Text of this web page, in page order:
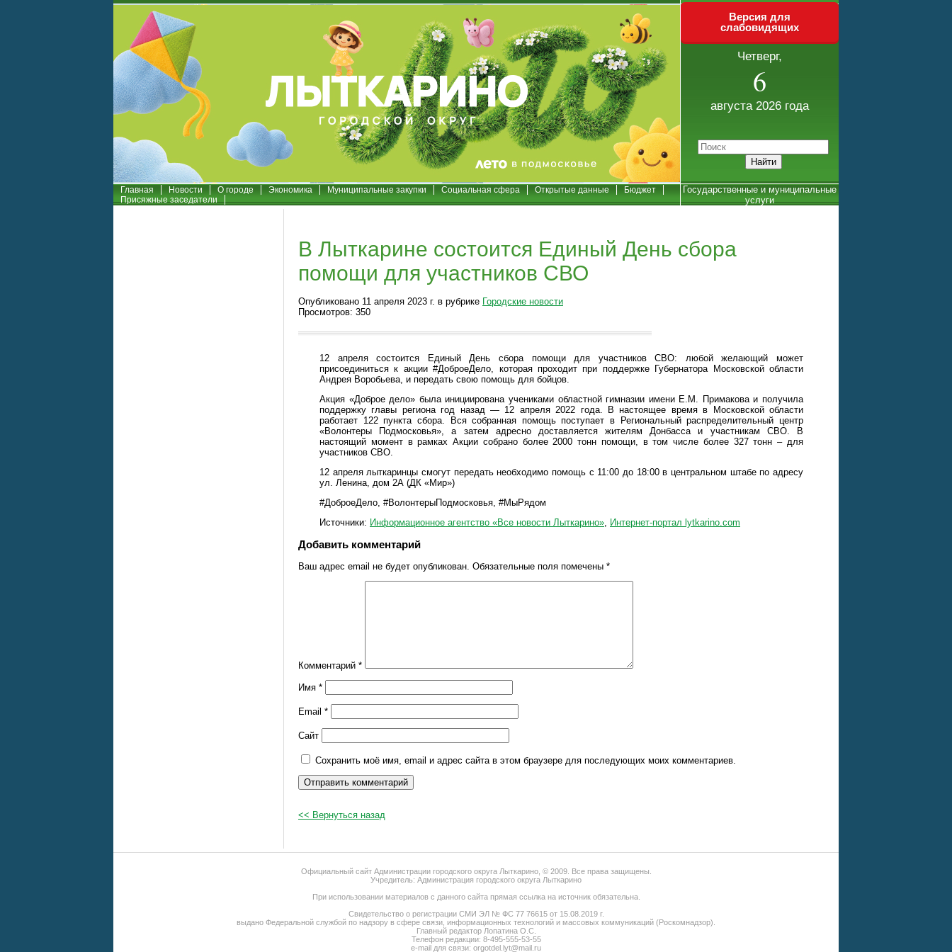
Версия для
слабовидящих
Четверг,
6
августа 2026 года
Главная Новости О городе Экономика Муниципальные закупки Социальная сфера Открытые данные
Бюджет
Присяжные заседатели
Государственные и муниципальные
услуги
В Лыткарине состоится Единый День сбора
помощи для участников СВО
Опубликовано 11 апреля 2023 г. в рубрике Городские новости
Просмотров: 350
12 апреля состоится Единый День сбора помощи для участников СВО: любой желающий может
присоединиться к акции #ДоброеДело, которая проходит при поддержке Губернатора Московской области
Андрея Воробьева, и передать свою помощь для бойцов.
Акция «Доброе дело» была инициирована учениками областной гимназии имени Е.М. Примакова и получила
поддержку главы региона год назад — 12 апреля 2022 года. В настоящее время в Московской области
работает 122 пункта сбора. Вся собранная помощь поступает в Региональный распределительный центр
«Волонтеры Подмосковья», а затем адресно доставляется жителям Донбасса и участникам СВО. В
настоящий момент в рамках Акции собрано более 2000 тонн помощи, в том числе более 327 тонн – для
участников СВО.
12 апреля лыткаринцы смогут передать необходимо помощь с 11:00 до 18:00 в центральном штабе по адресу
ул. Ленина, дом 2А (ДК «Мир»)
#ДоброеДело, #ВолонтерыПодмосковья, #МыРядом
Источники: Информационное агентство «Все новости Лыткарино», Интернет-портал lytkarino.com
Добавить комментарий
Ваш адрес email не будет опубликован. Обязательные поля помечены *
Комментарий *
Имя *
Email *
Сайт
Сохранить моё имя, email и адрес сайта в этом браузере для последующих моих комментариев.
<< Вернуться назад
Официальный сайт Администрации городского округа Лыткарино, © 2009. Все права защищены.
Учредитель: Администрация городского округа Лыткарино
При использовании материалов с данного сайта прямая ссылка на источник обязательна.
Свидетельство о регистрации СМИ ЭЛ № ФС 77 76615 от 15.08.2019 г.
выдано Федеральной службой по надзору в сфере связи, информационных технологий и массовых коммуникаций (Роскомнадзор).
Главный редактор Лопатина О.С.
Телефон редакции: 8-495-555-53-55
e-mail для связи: orgotdel.lyt@mail.ru